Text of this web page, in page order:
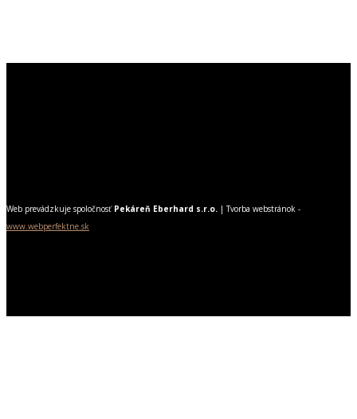
Web prevádzkuje spoločnosť Pekáreň Eberhard s.r.o. | Tvorba webstránok -
www.webperfektne.sk